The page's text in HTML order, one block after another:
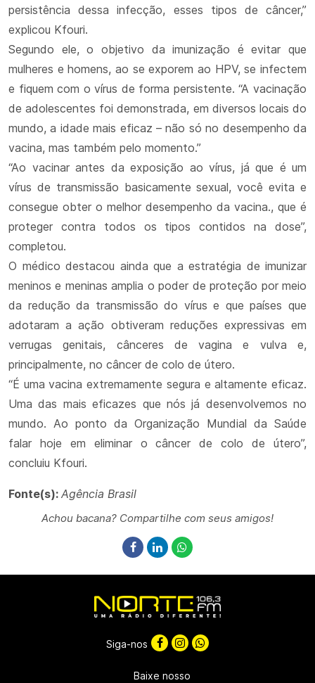
persistência dessa infecção, esses tipos de câncer,”
explicou Kfouri.
Segundo ele, o objetivo da imunização é evitar que
mulheres e homens, ao se exporem ao HPV, se infectem
e fiquem com o vírus de forma persistente. “A vacinação
de adolescentes foi demonstrada, em diversos locais do
mundo, a idade mais eficaz – não só no desempenho da
vacina, mas também pelo momento.”
“Ao vacinar antes da exposição ao vírus, já que é um
vírus de transmissão basicamente sexual, você evita e
consegue obter o melhor desempenho da vacina., que é
proteger contra todos os tipos contidos na dose”,
completou.
O médico destacou ainda que a estratégia de imunizar
meninos e meninas amplia o poder de proteção por meio
da redução da transmissão do vírus e que países que
adotaram a ação obtiveram reduções expressivas em
verrugas genitais, cânceres de vagina e vulva e,
principalmente, no câncer de colo de útero.
“É uma vacina extremamente segura e altamente eficaz.
Uma das mais eficazes que nós já desenvolvemos no
mundo. Ao ponto da Organização Mundial da Saúde
falar hoje em eliminar o câncer de colo de útero”,
concluiu Kfouri.
Fonte(s): Agência Brasil
Achou bacana? Compartilhe com seus amigos!
Siga-nos
Baixe nosso